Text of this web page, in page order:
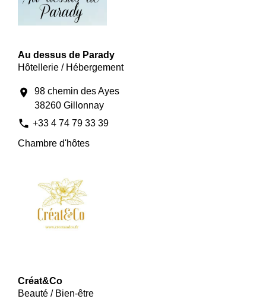
Au dessus de Parady
Hôtellerie / Hébergement
location_on
98 chemin des Ayes
38260 Gillonnay
phone +33 4 74 79 33 39
Chambre d'hôtes
Créat&Co
Beauté / Bien-être